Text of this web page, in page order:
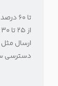
تا ۶۰ درصد کیف و کفش چرم «نام برند» به مناسبت شب یلدا
از ۲۵ تا ۳۰ آذر فقط فرصت دارید.
ارسال
دسترسی